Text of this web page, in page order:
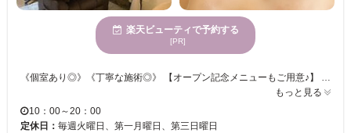
楽天ビューティで予約する
[PR]
もっと見る
10：00～20：00
定休日： 毎週火曜日、第一月曜日、第三日曜日